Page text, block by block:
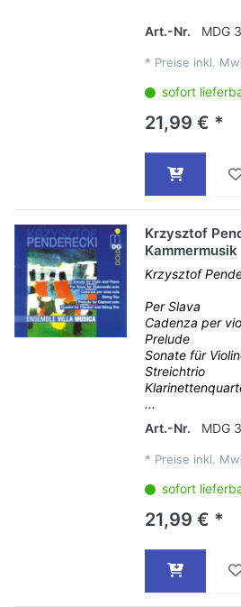
Art.-Nr. MDG
* Preise inkl.
sofort
21,99 € *
Krzysztof
Kammermusik
Krzysztof
Per Slava
Cadenza per
Prelude
Sonate für
Streichtrio
...
Art.-Nr.
MDG
* Preise inkl.
sofort
21,99 € *